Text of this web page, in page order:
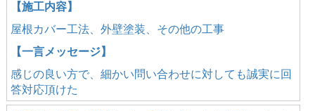
【施工内容】
屋根カバー工法、外壁塗装、その他の工事
【一言メッセージ】
感じの良い方で、細かい問い合わせに対しても誠実に回
答対応頂けた